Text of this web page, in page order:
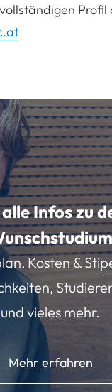
Profil
Infos zu
Kosten &
und vieles mehr.
Mehr erfahren